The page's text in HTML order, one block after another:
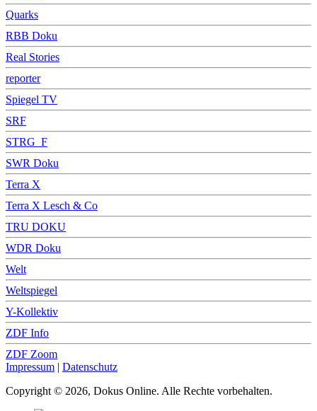
Quarks
RBB Doku
Real Stories
reporter
Spiegel TV
SRF
STRG_F
SWR Doku
Terra X
Terra X Lesch & Co
TRU DOKU
WDR Doku
Welt
Weltspiegel
Y-Kollektiv
ZDF Info
ZDF Zoom
Impressum | Datenschutz
Copyright © 2026, Dokus Online. Alle Rechte vorbehalten.